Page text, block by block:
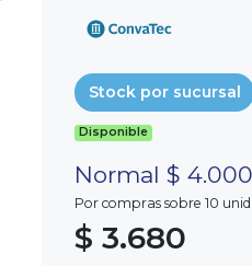
Stock por sucursal
Disponible
Normal $ 4.000
Por compras sobre 10
$ 3.680